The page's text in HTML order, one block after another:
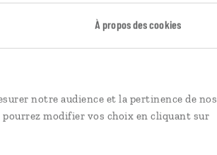
À propos des cookies
notre audience et la pertinence de nos
pourrez modifier vos choix en cliquant sur